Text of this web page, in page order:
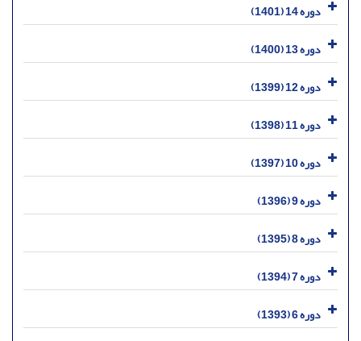
دوره 14 (1401)
دوره 13 (1400)
دوره 12 (1399)
دوره 11 (1398)
دوره 10 (1397)
دوره 9 (1396)
دوره 8 (1395)
دوره 7 (1394)
دوره 6 (1393)